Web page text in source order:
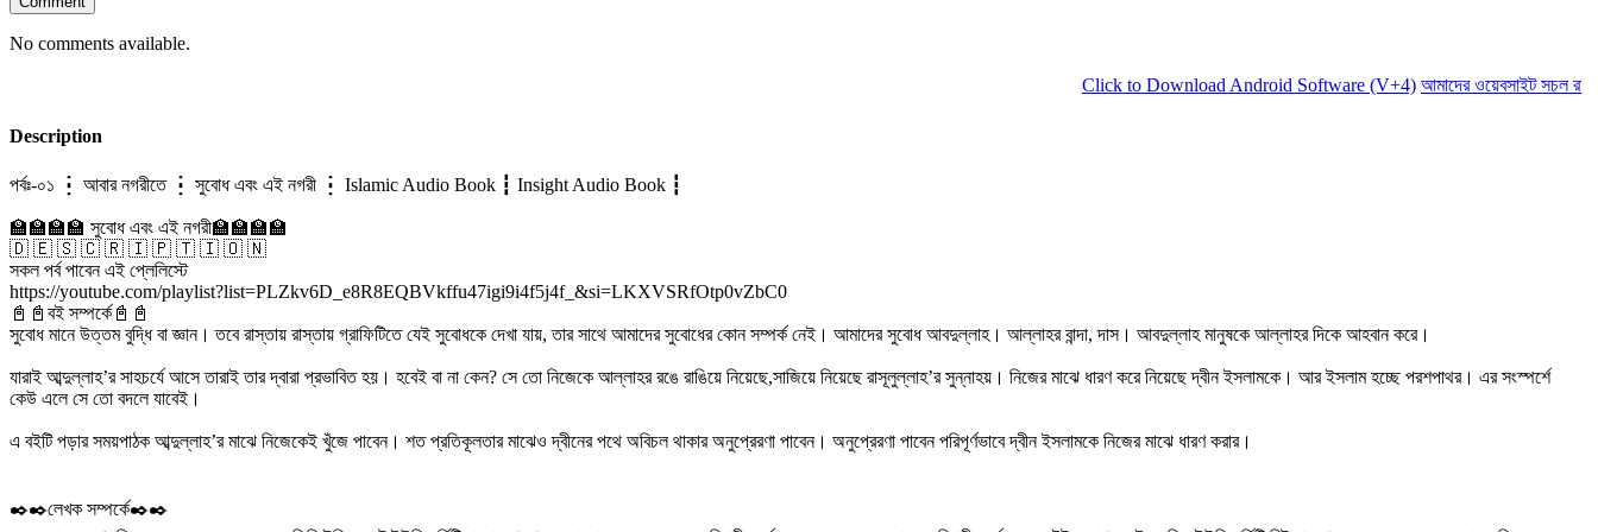
No comments available.
Click to Download Android Software (V+4) আমাদের ওয়েবসাইট সচল রাখতে
Description
পর্বঃ-০১ ┇ আবার নগরীতে ┇ সুবোধ এবং এই নগরী ┇ Islamic Audio Book ┇ Insight Audio Book ┇
🏫🏫🏫🏫 সুবোধ এবং এই নগরী🏫🏫🏫🏫
🇩 🇪 🇸 🇨 🇷 🇮 🇵 🇹 🇮 🇴 🇳
সকল পর্ব পাবেন এই প্লেলিস্টে
https://youtube.com/playlist?list=PLZkv6D_e8R8EQBVkffu47igi9i4f5j4f_&si=LKXVSRfOtp0vZbC0
📓📓বই সম্পর্কে📓📓
সুবোধ মানে উত্তম বুদ্ধি বা জ্ঞান। তবে রাস্তায় রাস্তায় গ্রাফিটিতে যেই সুবোধকে দেখা যায়, তার সাথে আমাদের সুবোধের কোন সম্পর্ক নেই। আমাদের সুবোধ আবদুল্লাহ। আল্লাহর বান্দা, দাস। আবদুল্লাহ মানুষকে আল্লাহর দিকে আহবান করে।
যারাই আব্দুল্লাহ’র সাহচর্যে আসে তারাই তার দ্বারা প্রভাবিত হয়। হবেই বা না কেন? সে তো নিজেকে আল্লাহর রঙে রাঙিয়ে নিয়েছে,সাজিয়ে নিয়েছে রাসূলুল্লাহ’র সুন্নাহয়। নিজের মাঝে ধারণ করে নিয়েছে দ্বীন ইসলামকে। আর ইসলাম হচ্ছে পরশপাথর। এর সংস্পর্শে
কেউ এলে সে তো বদলে যাবেই।
এ বইটি পড়ার সময়পাঠক আব্দুল্লাহ’র মাঝে নিজেকেই খুঁজে পাবেন। শত প্রতিকূলতার মাঝেও দ্বীনের পথে অবিচল থাকার অনুপ্রেরণা পাবেন। অনুপ্রেরণা পাবেন পরিপূর্ণভাবে দ্বীন ইসলামকে নিজের মাঝে ধারণ করার।
✒️✒️লেখক সম্পর্কে✒️✒️